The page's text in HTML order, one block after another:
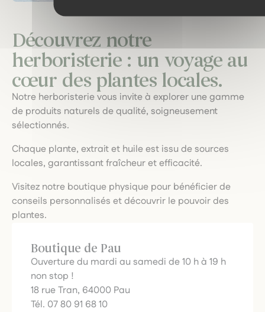
Découvrez notre
herboristerie : un voyage au
cœur des plantes locales.
Notre herboristerie vous invite à explorer une gamme
de produits naturels de qualité, soigneusement
sélectionnés.
Chaque plante, extrait et huile est issu de sources
locales, garantissant fraîcheur et efficacité.
Visitez notre boutique physique pour bénéficier de
conseils personnalisés et découvrir le pouvoir des
plantes.
Boutique de Pau
Ouverture du mardi au samedi de 10 h à 19 h
non stop !
18 rue Tran, 64000 Pau
Tél. 07 80 91 68 10